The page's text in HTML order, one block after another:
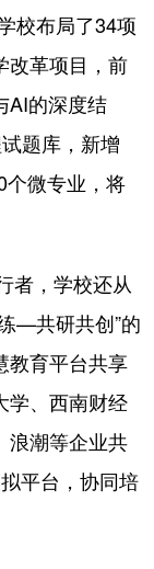
한국어
校布局了34项
改革项目，前
AI的深度结
题库，新增
个微专业，将
者，学校还从
—共研共创”的
教育平台共享
学、西南财经
浪潮等企业共
平台，协同培